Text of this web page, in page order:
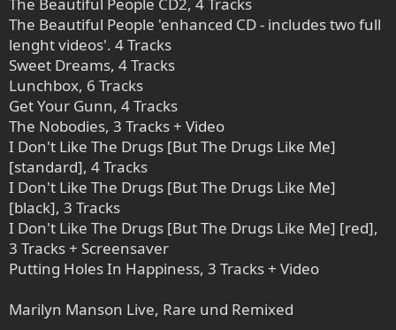
The Beautiful People 'enhanced CD - includes two full
lenght videos'. 4 Tracks
Sweet Dreams, 4 Tracks
Lunchbox, 6 Tracks
Get Your Gunn, 4 Tracks
The Nobodies, 3 Tracks + Video
I Don't Like The Drugs [But The Drugs Like Me]
[standard], 4 Tracks
I Don't Like The Drugs [But The Drugs Like Me]
[black], 3 Tracks
I Don't Like The Drugs [But The Drugs Like Me] [red],
3 Tracks + Screensaver
Putting Holes In Happiness, 3 Tracks + Video
Marilyn Manson Live, Rare und Remixed